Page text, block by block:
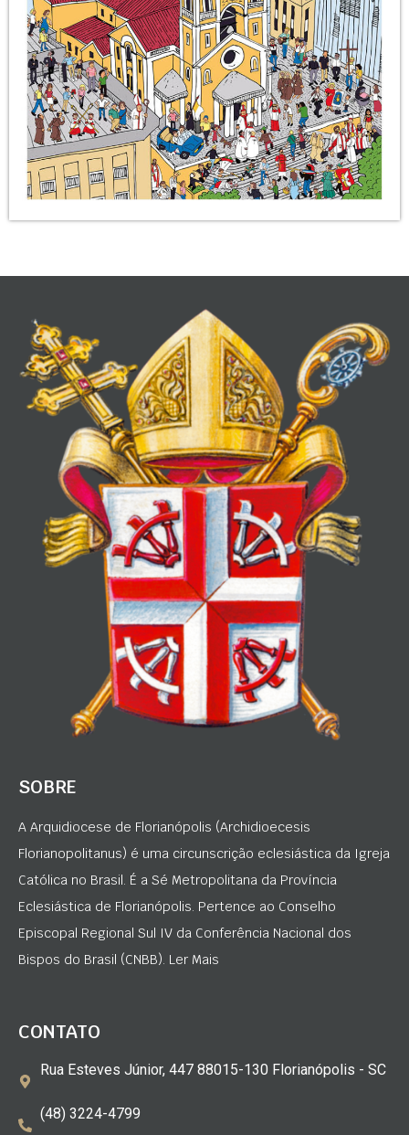
SOBRE
A Arquidiocese de Florianópolis (Archidioecesis
Florianopolitanus) é uma circunscrição eclesiástica da Igreja
Católica no Brasil. É a Sé Metropolitana da Província
Eclesiástica de Florianópolis. Pertence ao Conselho
Episcopal Regional Sul IV da Conferência Nacional dos
Bispos do Brasil (CNBB). Ler Mais
CONTATO
Rua Esteves Júnior, 447 88015-130 Florianópolis - SC
(48) 3224-4799